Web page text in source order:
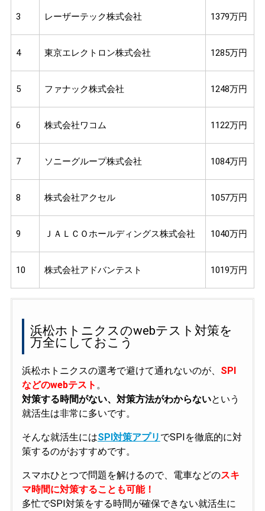
3 レーザーテック株式会社 1379万円
4 東京エレクトロン株式会社 1285万円
5 ファナック株式会社 1248万円
6 株式会社ワコム 1122万円
7 ソニーグループ株式会社 1084万円
8 株式会社アクセル 1057万円
9 ＪＡＬＣＯホールディングス株式会社 1040万円
10 株式会社アドバンテスト 1019万円
浜松ホトニクスのwebテスト対策を
万全にしておこう
浜松ホトニクスの選考で避けて通れないのが、 SPI
などのwebテスト 。
対策する時間がない、対策方法がわからないという
就活生は非常に多いです。
そんな就活生にはSPI対策アプリ でSPIを徹底的に対
策するのがおすすめです。
スマホひとつで問題を解けるので、電車などのスキ
マ時間に対策することも可能！
多忙でSPI対策をする時間が確保できない就活生に